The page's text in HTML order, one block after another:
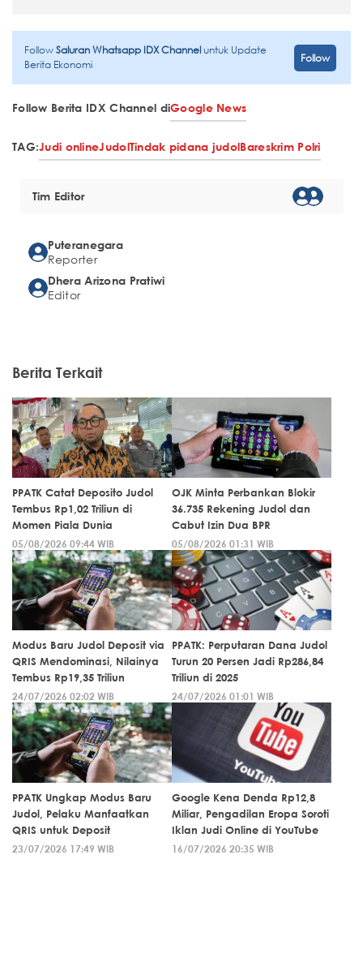
FollowSaluran Whatsapp IDX Channeluntuk Update
Berita Ekonomi
Follow
Follow Berita IDX Channel diGoogle News
TAG:Judi onlineJudolTindak pidana judolBareskrim Polri
Tim Editor
Puteranegara
Reporter
Dhera Arizona Pratiwi
Editor
Berita Terkait
PPATK Catat Deposito Judol
Tembus Rp1,02 Triliun di
Momen Piala Dunia
05/08/2026 09:44 WIB
OJK Minta Perbankan Blokir
36.735 Rekening Judol dan
Cabut Izin Dua BPR
05/08/2026 01:31 WIB
Modus Baru Judol Deposit via
QRIS Mendominasi, Nilainya
Tembus Rp19,35 Triliun
24/07/2026 02:02 WIB
PPATK: Perputaran Dana Judol
Turun 20 Persen Jadi Rp286,84
Triliun di 2025
24/07/2026 01:01 WIB
PPATK Ungkap Modus Baru
Judol, Pelaku Manfaatkan
QRIS untuk Deposit
23/07/2026 17:49 WIB
Google Kena Denda Rp12,8
Miliar, Pengadilan Eropa Soroti
Iklan Judi Online di YouTube
16/07/2026 20:35 WIB